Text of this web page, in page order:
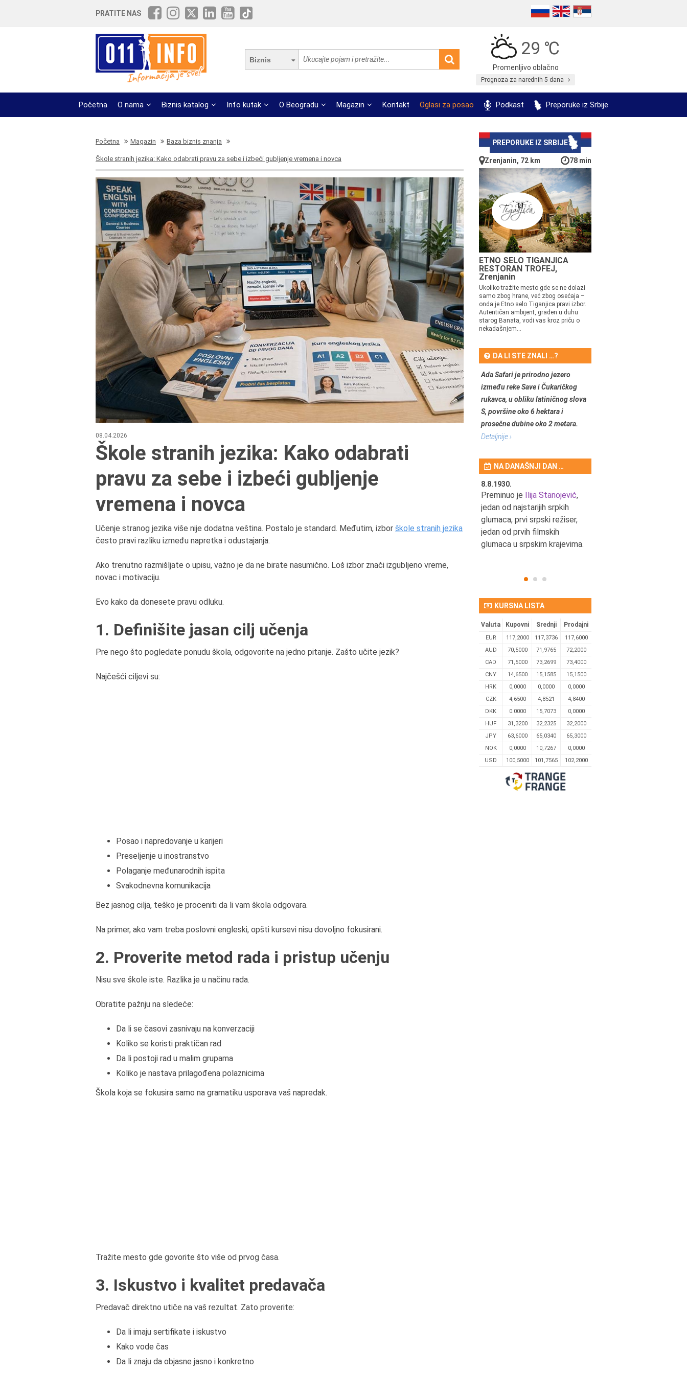
PRATITE NAS
Biznis
29 ℃
Promenljivo oblačno
Prognoza za narednih 5 dana
Početna O nama Biznis katalog Info kutak O Beogradu Magazin Kontakt Oglasi za posao Podkast Preporuke iz Srbije
Početna Magazin Baza biznis znanja
Škole stranih jezika: Kako odabrati pravu za sebe i izbeći gubljenje vremena i novca
08.04.2026
Škole stranih jezika: Kako odabrati
pravu za sebe i izbeći gubljenje
vremena i novca
Učenje stranog jezika više nije dodatna veština. Postalo je standard. Međutim, izbor škole stranih jezika
često pravi razliku između napretka i odustajanja.
Ako trenutno razmišljate o upisu, važno je da ne birate nasumično. Loš izbor znači izgubljeno vreme,
novac i motivaciju.
Evo kako da donesete pravu odluku.
1. Definišite jasan cilj učenja
Pre nego što pogledate ponudu škola, odgovorite na jedno pitanje. Zašto učite jezik?
Najčešći ciljevi su:
Posao i napredovanje u karijeri
Preseljenje u inostranstvo
Polaganje međunarodnih ispita
Svakodnevna komunikacija
Bez jasnog cilja, teško je proceniti da li vam škola odgovara.
Na primer, ako vam treba poslovni engleski, opšti kursevi nisu dovoljno fokusirani.
2. Proverite metod rada i pristup učenju
Nisu sve škole iste. Razlika je u načinu rada.
Obratite pažnju na sledeće:
Da li se časovi zasnivaju na konverzaciji
Koliko se koristi praktičan rad
Da li postoji rad u malim grupama
Koliko je nastava prilagođena polaznicima
Škola koja se fokusira samo na gramatiku usporava vaš napredak.
Tražite mesto gde govorite što više od prvog časa.
3. Iskustvo i kvalitet predavača
Predavač direktno utiče na vaš rezultat. Zato proverite:
Da li imaju sertifikate i iskustvo
Kako vode čas
Da li znaju da objasne jasno i konkretno
PREPORUKE IZ SRBIJE
Zrenjanin, 72 km 78 min
ETNO SELO TIGANJICA
RESTORAN TROFEJ,
Zrenjanin
Ukoliko tražite mesto gde se ne dolazi
samo zbog hrane, već zbog osećaja –
onda je Etno selo Tiganjica pravi izbor.
Autentičan ambijent, građen u duhu
starog Banata, vodi vas kroz priču o
nekadašnjem...
DA LI STE ZNALI …?
Ada Safari je prirodno jezero
između reke Save i Čukaričkog
rukavca, u obliku latiničnog slova
S, površine oko 6 hektara i
prosečne dubine oko 2 metara.
Detaljnije ›
NA DANAŠNJI DAN …
8.8.2013.
dramskih umetnosti u
8.8.1930.
Preminuo je Ilija Stanojević,
jedan od najstarijih srpkih
glumaca, prvi srpski režiser,
jedan od prvih filmskih
glumaca u srpskim krajevima.
KURSNA LISTA
Valuta Kupovni Srednji Prodajni
EUR 117,2000 117,3736
117,6000
AUD
70,5000 71,9765
72,2000
CAD
71,5000 73,2699
73,4000
CNY
14,6500 15,1585
15,1500
HRK
0,0000 0,0000
0,0000
CZK
4,6500 4,8521
4,8400
DKK
0.0000 15,7073
0,0000
HUF
31,3200 32,2325
32,2000
JPY
63,6000 65,0340
65,3000
NOK
0,0000 10,7267
0,0000
USD
100,5000 101,7565 102,2000